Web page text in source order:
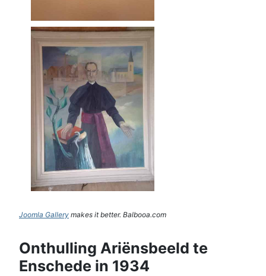
Joomla Gallery makes it better. Balbooa.com
Onthulling Ariënsbeeld te
Enschede in 1934